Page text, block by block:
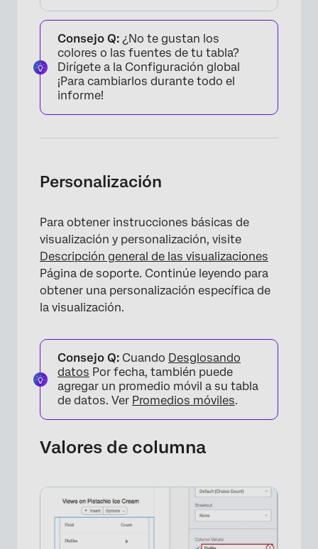
×
Consejo Q: ¿No te gustan los
colores o las fuentes de tu tabla?
Dirígete a la Configuración global
¡Para cambiarlos durante todo el
informe!
Personalización
Para obtener instrucciones básicas de
visualización y personalización, visite
Descripción general de las visualizaciones
Página de soporte. Continúe leyendo para
obtener una personalización específica de
la visualización.
Consejo Q: Cuando Desglosando
datos Por fecha, también puede
agregar un promedio móvil a su tabla
de datos. Ver Promedios móviles.
Valores de columna